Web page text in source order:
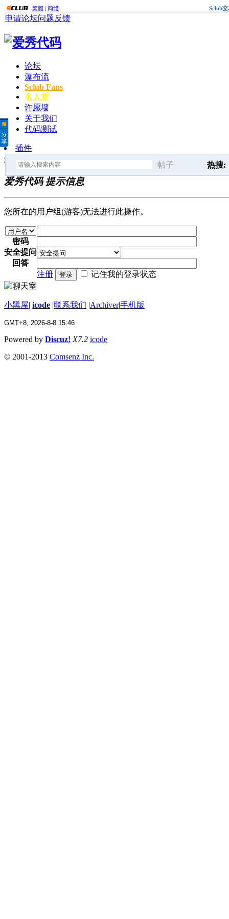
繁體 | 簡體 Sclub
申请论坛问题反馈
论坛
瀑布流
Sclub Fans
名人堂
许愿墙
关于我们
代码测试
插件
帖子
热搜:
discuz
爱秀代码
爱秀代码 提示信息
您所在的用户组(游客)无法进行此操作。
密码
安全提问
回答
注册
登录 记住我的登录状态
小黑屋| icode |联系我们 |Archiver|手机版
GMT+8, 2026-8-8 15:46
Powered by Discuz! X7.2 icode
© 2001-2013 Comsenz Inc.